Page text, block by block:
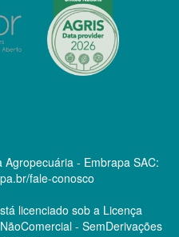
Agropecuária - Embrapa SAC:
fale-conosco
licenciado sob a Licença
- SemDerivações